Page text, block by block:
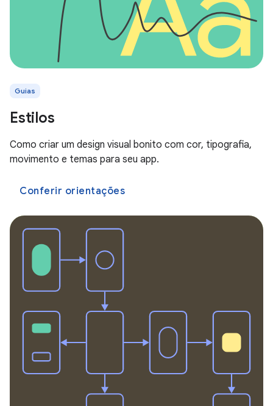
Guias
Estilos
Como criar um design visual bonito com cor, tipografia,
movimento e temas para seu app.
Conferir orientações